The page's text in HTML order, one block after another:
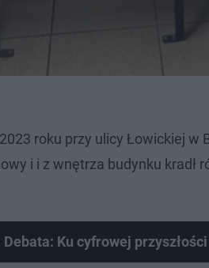
roku przy ulicy Łowickiej w
i i z wnętrza budynku
Ku cyfrowej